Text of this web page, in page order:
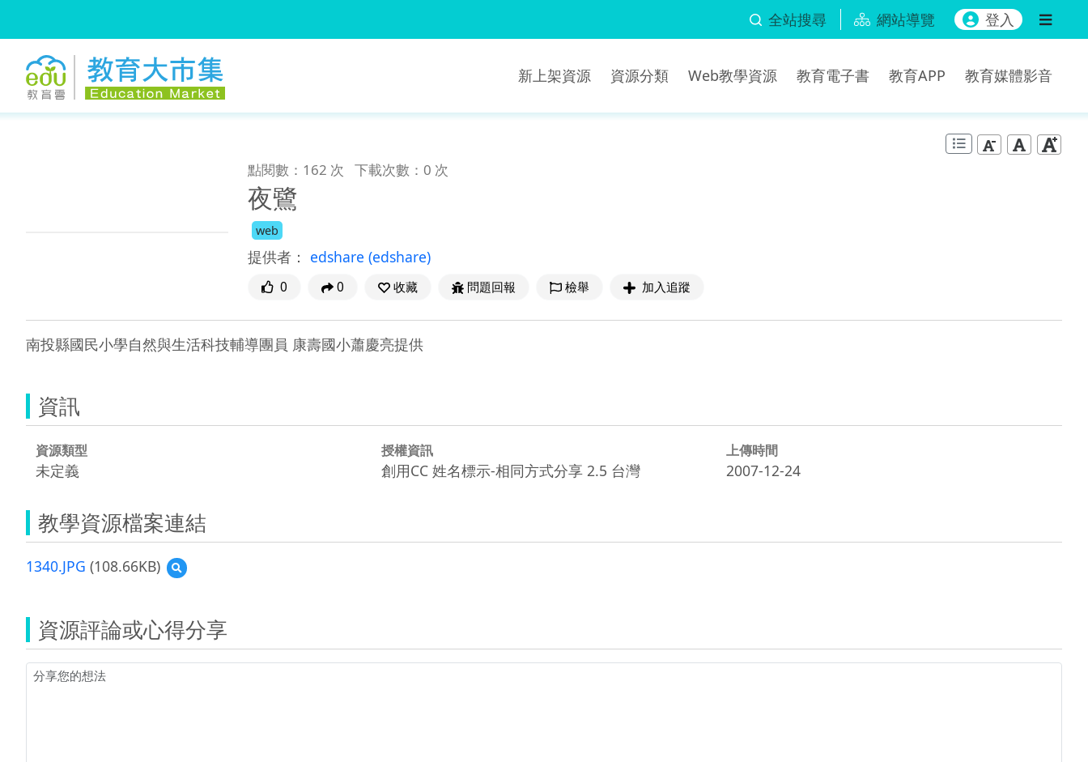
全站搜尋 網站導覽 登入
新上架資源 資源分類 Web教學資源 教育電子書 教育APP 教育媒體影音
點閱數：162 次 下載次數：0 次
夜鷺
web
提供者： edshare (edshare)
0 0 收藏 問題回報 檢舉 加入追蹤
南投縣國民小學自然與生活科技輔導團員 康壽國小蕭慶亮提供
資訊
資源類型
未定義
授權資訊
創用CC 姓名標示-相同方式分享 2.5 台灣
上傳時間
2007-12-24
教學資源檔案連結
1340.JPG (108.66KB)
預
覽
資源評論或心得分享